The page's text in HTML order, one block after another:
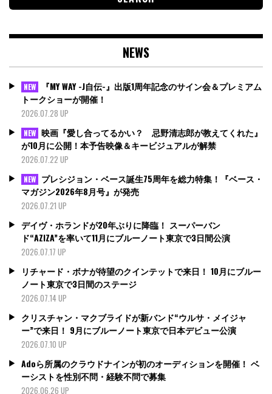
NEWS
NEW
『MY WAY -J自伝-』出版1周年記念のサイン会＆プレミアム
トークショーが開催！
2026.07.28 UP
NEW 映画『愛し合ってるかい？ 忌野清志郎が教えてくれた』
が10月に公開！本予告映像＆キービジュアルが解禁
2026.07.22 UP
NEW プレシジョン・ベース誕生75周年を総力特集！『ベース・
マガジン2026年8月号』が発売
2026.07.21 UP
デイヴ・ホランドが20年ぶりに降臨！ スーパーバン
ド“AZIZA”を率いて11月にブルーノート東京で3日間公演
2026.07.17 UP
リチャード・ボナが待望のクインテットで来日！ 10月にブルー
ノート東京で3日間のステージ
2026.07.14 UP
クリスチャン・マクブライドが新バンド“ウルサ・メイジャ
ー”で来日！ 9月にブルーノート東京で日本デビュー公演
2026.07.10 UP
Adoら所属のクラウドナインが初のオーディションを開催！ ベ
ーシストを性別不問・経験不問で募集
2026.06.26 UP